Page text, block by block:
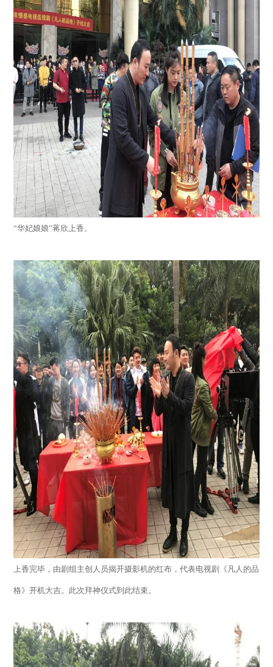
“华妃娘娘”蒋欣上香。
上香完毕，由剧组主创人员揭开摄影机的红布，代表电视剧《凡人的品
格》开机大吉。此次拜神仪式到此结束。